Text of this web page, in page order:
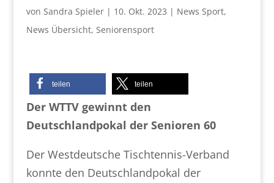
von Sandra Spieler| 10. Okt. 2023 | News Sport,
News Übersicht, Seniorensport
teilen teilen
Der WTTV gewinnt den
Deutschlandpokal der Senioren 60
Der Westdeutsche Tischtennis-Verband
konnte den Deutschlandpokal der